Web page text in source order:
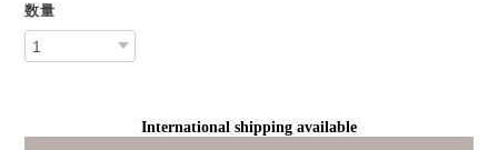
数量
International shipping available